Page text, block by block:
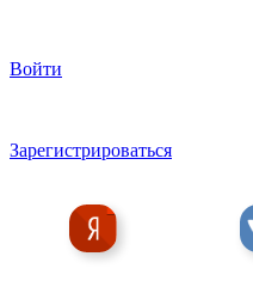
Войти
Зарегистрироваться